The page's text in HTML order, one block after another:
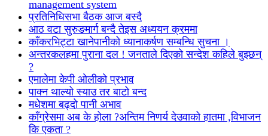
management system
प्रतिनिधिसभा बैठक आज बस्दै
आठ वटा सुरुङमार्ग बन्दै तेइस अध्ययन क्रममा
काँकरभिट्टा खानेपानीको ध्यानाकर्षण सम्बन्धि सुचना ।
अन्तरकलहमा पुराना दल ! जनताले दिएको सन्देश कहिले बुझ्छन्
?
एमालेमा केपी ओलीको प्रभाव
पाक्न थाल्यो स्याउ तर बाटो बन्द
मधेशमा बढ्दो पानी अभाव
काँग्रेसमा अब के होला ?अन्तिम निणर्य देउवाको हातमा ,विभाजन
कि एकता ?